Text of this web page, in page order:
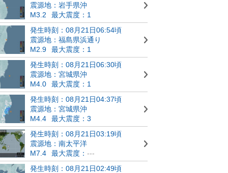
震源地：岩手県沖
M3.2
最大震度：1
発生時刻：08月21日06:54頃
震源地：福島県浜通り
M2.9
最大震度：1
発生時刻：08月21日06:30頃
震源地：宮城県沖
M4.0
最大震度：1
発生時刻：08月21日04:37頃
震源地：宮城県沖
M4.4
最大震度：3
発生時刻：08月21日03:19頃
震源地：南太平洋
M7.4
最大震度： ---
発生時刻：08月21日02:49頃